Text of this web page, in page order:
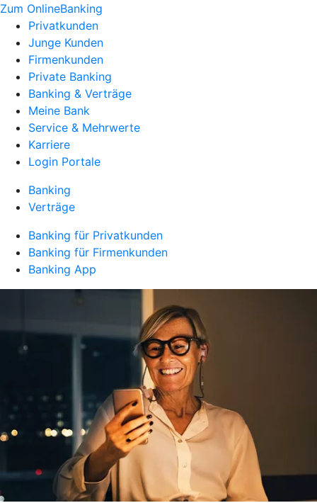
Zum OnlineBanking
Privatkunden
Junge Kunden
Firmenkunden
Private Banking
Banking & Verträge
Meine Bank
Service & Mehrwerte
Karriere
Login Portale
Banking
Verträge
Banking für Privatkunden
Banking für Firmenkunden
Banking App